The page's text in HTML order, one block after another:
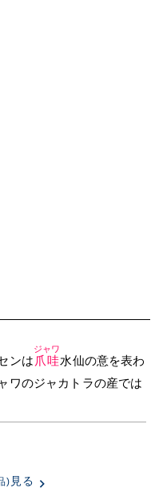
ンは 爪哇
ジャワ
水仙の意を表わ
ワのジャカトラの産では
) 見る